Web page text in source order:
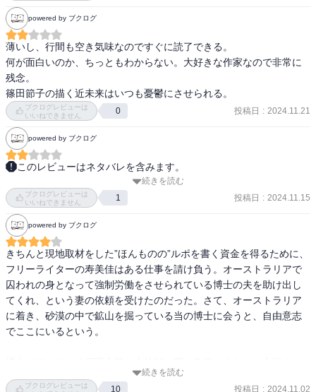
powered by ブクログ
薄いし、行間も空き気味なのですぐに読了できる。
何が面白いのか、ちっともわからない。大好きな作家なので非常に
残念。
篠田節子の描く近未来はいつも憂鬱にさせられる。
ブクログレビューは
いいねできません
0 投稿日 : 2024.11.21
powered by ブクログ
このレビューはネタバレを含みます。
監禁されて帰ってこない博士を救い出してほしいと頼まれ、ジャー
ナリストの主人公は高温の地へ向かう。
無事、博士と会うことができ、連れ帰ろうとする主人公だが、博士
は自分の意思でここにいると言うーーー。
うーん、なんかイマイチ乗り切れない話だった。主人公は博士と仕
事をする内に、自分が大きな機械を操作していることに万能感を感
じたようで、あろうことか自分も一緒に留まってしまう。(もちろん
それだけが理由ではないと思うが。)まあ、帰ったところでどうしよ
うもないものね。
博士の帰らない理由はよく分からないが、まあ普通にその地での生
大量殺人を犯した男は、確かに事実だけ見れば殺人犯になる。しか
続きを読む
ブクログレビューは
いいねできません
1 投稿日 : 2024.11.15
powered by ブクログ
きちんと現地取材をした”ほんものの”ルポを書く資金を得るために、
フリーライターの寿美佳はある仕事を請け負う。オーストラリアで
囚われの身となって強制労働をさせられている博士の夫を助け出し
てくれ、という妻の依頼を受けたのだった。さて、オーストラリア
に着き、砂漠の中で鉱山を掘っている当の博士に会うと、自由意志
でここにいるという。
て追放された。時は流れ今は違う大統領になっているから大丈夫
続きを読む
ブクログレビューは
10 投稿日 : 2024.11.02